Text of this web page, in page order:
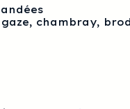
chambray,